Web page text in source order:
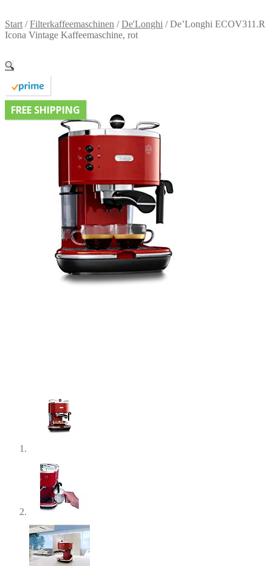
Start /Filterkaffeemaschinen /De'Longhi /De’Longhi ECOV311.R
Icona Vintage Kaffeemaschine, rot
🔍
FREE SHIPPING